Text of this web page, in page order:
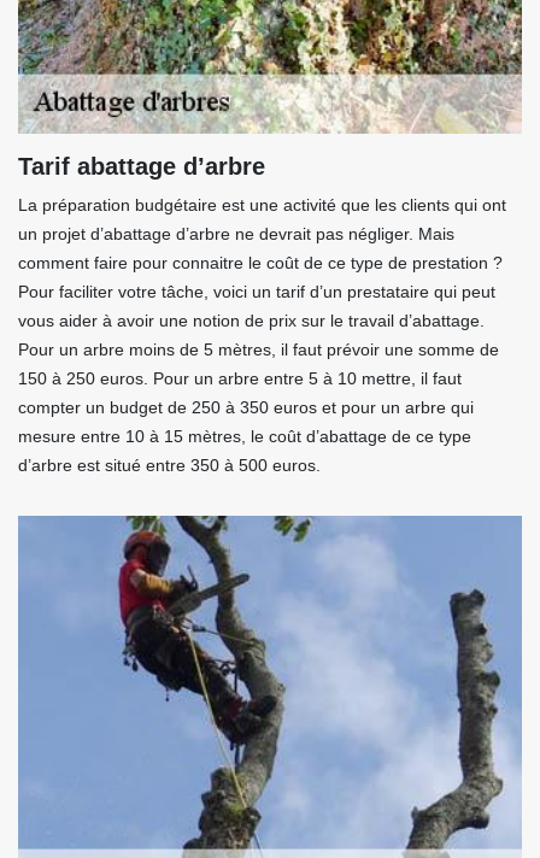
Tarif abattage d’arbre
La préparation budgétaire est une activité que les clients qui ont
un projet d’abattage d’arbre ne devrait pas négliger. Mais
comment faire pour connaitre le coût de ce type de prestation ?
Pour faciliter votre tâche, voici un tarif d’un prestataire qui peut
vous aider à avoir une notion de prix sur le travail d’abattage.
Pour un arbre moins de 5 mètres, il faut prévoir une somme de
150 à 250 euros. Pour un arbre entre 5 à 10 mettre, il faut
compter un budget de 250 à 350 euros et pour un arbre qui
mesure entre 10 à 15 mètres, le coût d’abattage de ce type
d’arbre est situé entre 350 à 500 euros.